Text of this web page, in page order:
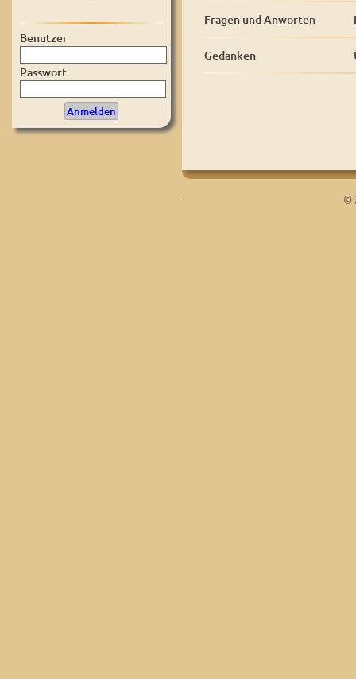
Benutzer
Passwort
Fragen und Anworten
Gedanken
. ©